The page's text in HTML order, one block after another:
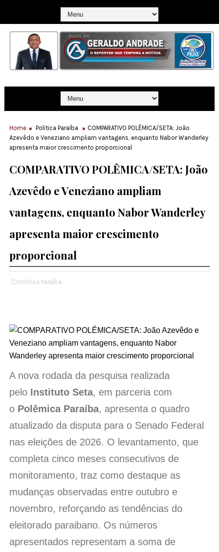
Home Politica Paraíba
COMPARATIVO POLÊMICA/SETA: João
Azevêdo e Veneziano ampliam vantagens, enquanto Nabor Wanderley
apresenta maior crescimento proporcional
COMPARATIVO POLÊMICA/SETA: João
Azevêdo e Veneziano ampliam
vantagens, enquanto Nabor Wanderley
apresenta maior crescimento
proporcional
Politica Paraíba,
A nova rodada da pesquisa realizada
pelo Instituto Seta, em parceria com
o Polêmica Paraíba, apresenta o quadro
atualizado da disputa para o Senado Federal
nas eleições de 2026. O levantamento, que
completa cinco meses consecutivos de
monitoramento, traz como destaque as
mudanças observadas entre outubro e
novembro, reforçando as tendências do
eleitorado paraibano. Os números
apresentados representam a soma de